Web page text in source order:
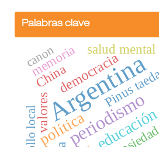
Palabras clave
Argentina
periodismo
educación
política
valores
democracia
China
salud mental
Pinus
memoria
canon